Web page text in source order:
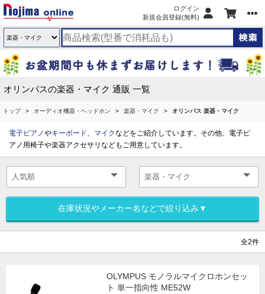
ログイン
新規会員登録(無料)
オリンパスの楽器・マイク 通販 一覧
トップ オーディオ機器・ヘッドホン 楽器・マイク オリンパス 楽器・マイク
電子ピアノやキーボード、 マイクなどをご紹介しています。その他、電子ピ
アノ用椅子や楽器アクセサリなどもご用意しています。
在庫状況やメーカー名などで絞り込み▼
全2件
OLYMPUS モノラルマイクロホンセッ
ト 単一指向性 ME52W